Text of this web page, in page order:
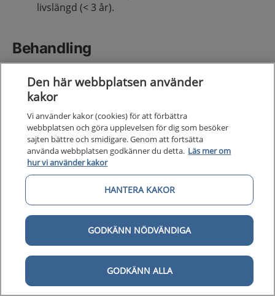
livslängd (< 3 år).
Behandling
Handläggning vid behandling
Behandlingsrekommendation utfärdas från S:t Eriks
ögonsjukhus efter bekräftad diagnos.
Behandlingsval
Okulär behandling av uvealt melanom syftar till att
minska risken för metastas, bevara ögat och
synförmågan.
Brachyterapi är förstahandsval för koroidala och
ciliokoroidala tumörer upp till max 8–10 mm i tjocklek
och max 16 mm i diameter. Brachyterapi utförs på S:t
Eriks ögonsjukhus i Stockholm.
Den här webbplatsen använder
kakor
Vi använder kakor (cookies) för att förbättra
webbplatsen och göra upplevelsen för dig som besöker
sajten bättre och smidigare. Genom att fortsätta
använda webbplatsen godkänner du detta. Läs mer om
hur vi använder kakor
HANTERA KAKOR
GODKÄNN NÖDVÄNDIGA
GODKÄNN ALLA